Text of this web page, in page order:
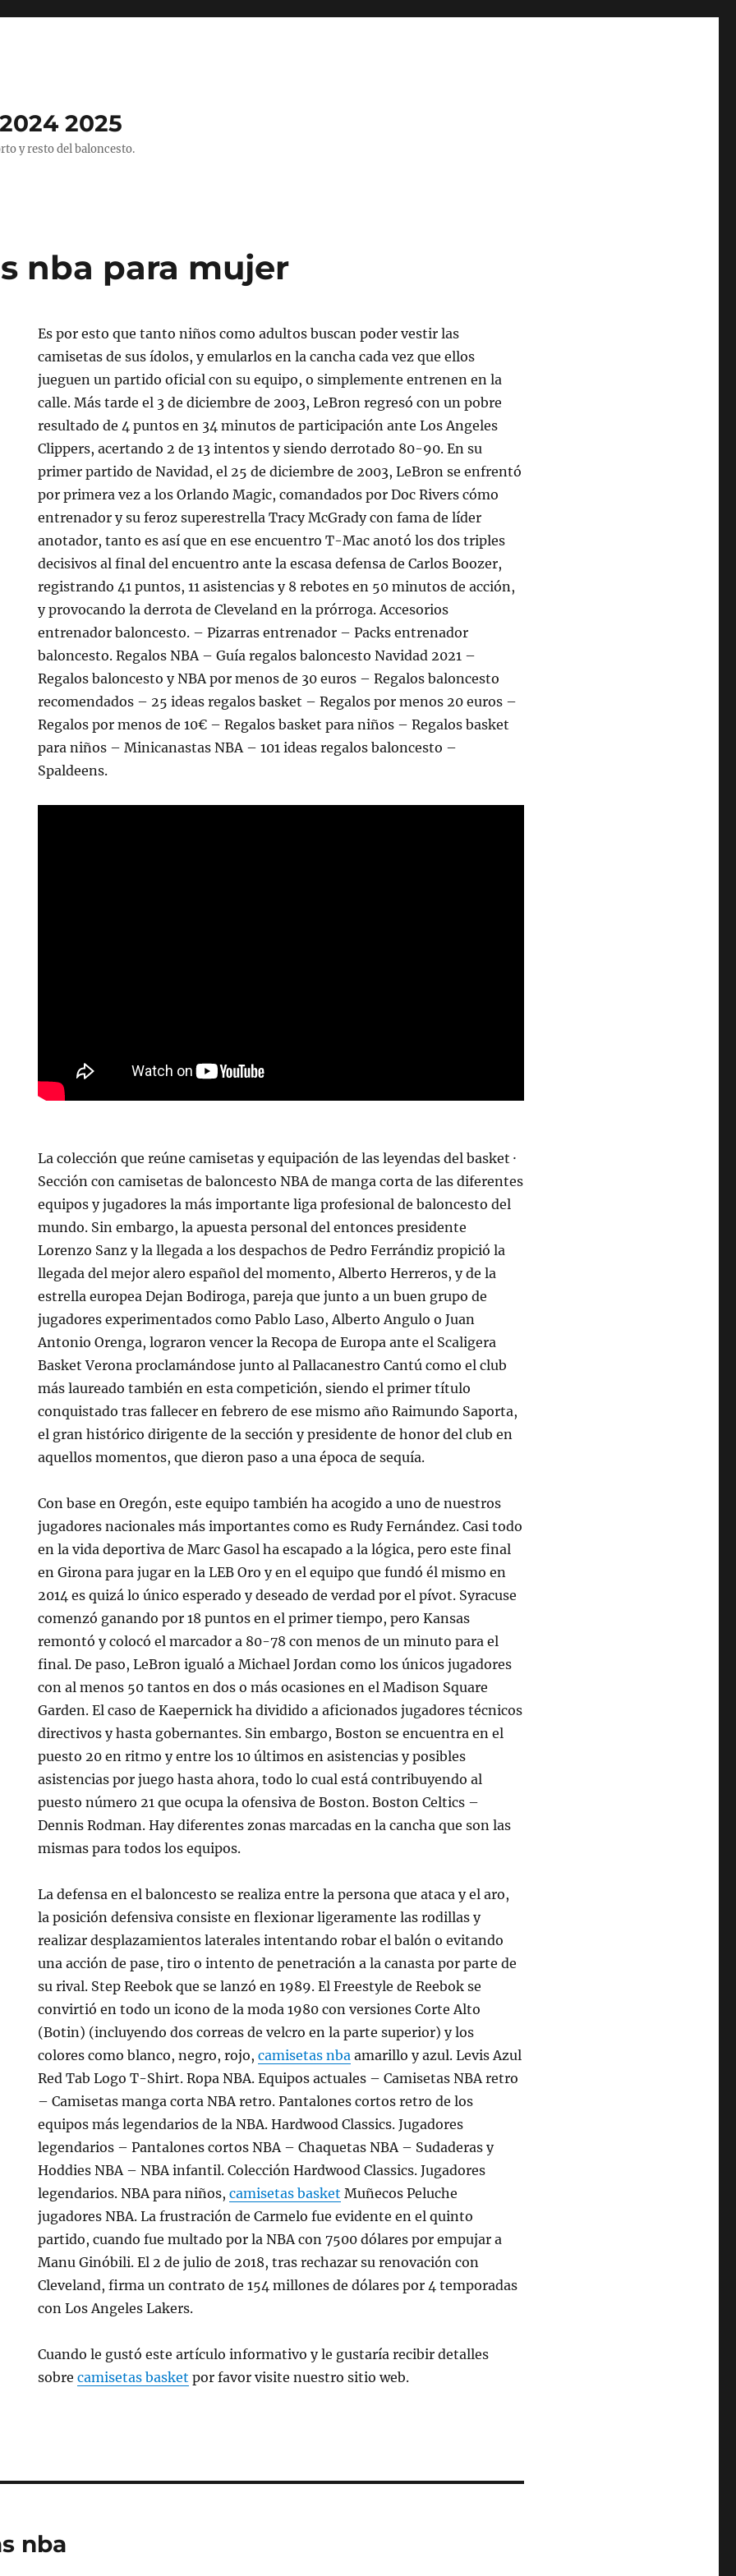
2025
y resto del baloncesto.
nba para mujer
Es por esto que tanto niños como adultos buscan poder vestir las
camisetas de sus ídolos, y emularlos en la cancha cada vez que ellos
jueguen un partido oficial con su equipo, o simplemente entrenen en la
calle. Más tarde el 3 de diciembre de 2003, LeBron regresó con un pobre
resultado de 4 puntos en 34 minutos de participación ante Los Angeles
Clippers, acertando 2 de 13 intentos y siendo derrotado 80-90. En su
primer partido de Navidad, el 25 de diciembre de 2003, LeBron se enfrentó
por primera vez a los Orlando Magic, comandados por Doc Rivers cómo
entrenador y su feroz superestrella Tracy McGrady con fama de líder
anotador, tanto es así que en ese encuentro T-Mac anotó los dos triples
decisivos al final del encuentro ante la escasa defensa de Carlos Boozer,
registrando 41 puntos, 11 asistencias y 8 rebotes en 50 minutos de acción,
y provocando la derrota de Cleveland en la prórroga. Accesorios
entrenador baloncesto. – Pizarras entrenador – Packs entrenador
baloncesto. Regalos NBA – Guía regalos baloncesto Navidad 2021 –
Regalos baloncesto y NBA por menos de 30 euros – Regalos baloncesto
recomendados – 25 ideas regalos basket – Regalos por menos 20 euros –
Regalos por menos de 10€ – Regalos basket para niños – Regalos basket
para niños – Minicanastas NBA – 101 ideas regalos baloncesto –
Spaldeens.
La colección que reúne camisetas y equipación de las leyendas del basket ·
Sección con camisetas de baloncesto NBA de manga corta de las diferentes
equipos y jugadores la más importante liga profesional de baloncesto del
mundo. Sin embargo, la apuesta personal del entonces presidente
Lorenzo Sanz y la llegada a los despachos de Pedro Ferrándiz propició la
llegada del mejor alero español del momento, Alberto Herreros, y de la
estrella europea Dejan Bodiroga, pareja que junto a un buen grupo de
jugadores experimentados como Pablo Laso, Alberto Angulo o Juan
Antonio Orenga, lograron vencer la Recopa de Europa ante el Scaligera
Basket Verona proclamándose junto al Pallacanestro Cantú como el club
más laureado también en esta competición, siendo el primer título
conquistado tras fallecer en febrero de ese mismo año Raimundo Saporta,
el gran histórico dirigente de la sección y presidente de honor del club en
aquellos momentos, que dieron paso a una época de sequía.
Con base en Oregón, este equipo también ha acogido a uno de nuestros
jugadores nacionales más importantes como es Rudy Fernández. Casi todo
en la vida deportiva de Marc Gasol ha escapado a la lógica, pero este final
en Girona para jugar en la LEB Oro y en el equipo que fundó él mismo en
2014 es quizá lo único esperado y deseado de verdad por el pívot. Syracuse
comenzó ganando por 18 puntos en el primer tiempo, pero Kansas
remontó y colocó el marcador a 80-78 con menos de un minuto para el
final. De paso, LeBron igualó a Michael Jordan como los únicos jugadores
con al menos 50 tantos en dos o más ocasiones en el Madison Square
Garden. El caso de Kaepernick ha dividido a aficionados jugadores técnicos
directivos y hasta gobernantes. Sin embargo, Boston se encuentra en el
puesto 20 en ritmo y entre los 10 últimos en asistencias y posibles
asistencias por juego hasta ahora, todo lo cual está contribuyendo al
puesto número 21 que ocupa la ofensiva de Boston. Boston Celtics –
Dennis Rodman. Hay diferentes zonas marcadas en la cancha que son las
mismas para todos los equipos.
La defensa en el baloncesto se realiza entre la persona que ataca y el aro,
la posición defensiva consiste en flexionar ligeramente las rodillas y
realizar desplazamientos laterales intentando robar el balón o evitando
una acción de pase, tiro o intento de penetración a la canasta por parte de
su rival. Step Reebok que se lanzó en 1989. El Freestyle de Reebok se
convirtió en todo un icono de la moda 1980 con versiones Corte Alto
(Botin) (incluyendo dos correas de velcro en la parte superior) y los
colores como blanco, negro, rojo,camisetas nba amarillo y azul. Levis Azul
Red Tab Logo T-Shirt. Ropa NBA. Equipos actuales – Camisetas NBA retro
– Camisetas manga corta NBA retro. Pantalones cortos retro de los
equipos más legendarios de la NBA. Hardwood Classics. Jugadores
legendarios – Pantalones cortos NBA – Chaquetas NBA – Sudaderas y
Hoddies NBA – NBA infantil. Colección Hardwood Classics. Jugadores
legendarios. NBA para niños,camisetas basket Muñecos Peluche
jugadores NBA. La frustración de Carmelo fue evidente en el quinto
partido, cuando fue multado por la NBA con 7500 dólares por empujar a
Manu Ginóbili. El 2 de julio de 2018, tras rechazar su renovación con
Cleveland, firma un contrato de 154 millones de dólares por 4 temporadas
con Los Angeles Lakers.
Cuando le gustó este artículo informativo y le gustaría recibir detalles
sobrecamisetas basket por favor visite nuestro sitio web.
nba